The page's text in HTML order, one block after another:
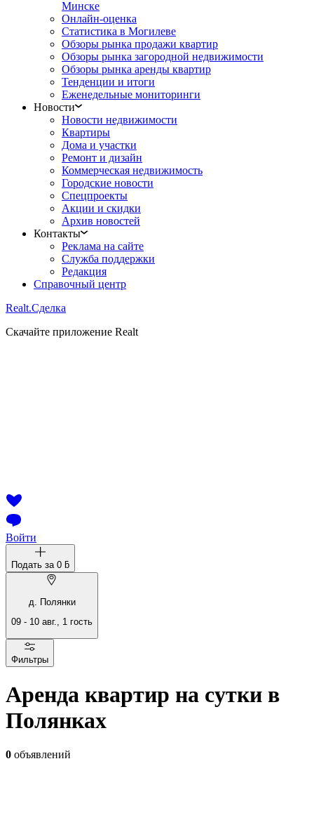
Минске
Онлайн-оценка
Статистика в Могилеве
Обзоры рынка продажи квартир
Обзоры рынка загородной недвижимости
Обзоры рынка аренды квартир
Тенденции и итоги
Еженедельные мониторинги
Новости
Новости недвижимости
Квартиры
Дома и участки
Ремонт и дизайн
Коммерческая недвижимость
Городские новости
Спецпроекты
Акции и скидки
Архив новостей
Контакты
Реклама на сайте
Служба поддержки
Редакция
Справочный центр
Realt.Сделка
Скачайте приложение Realt
Войти
Подать за 0 ƃ
д. Полянки
09 - 10 авг., 1 гость
Фильтры
Аренда квартир на сутки в
Полянках
0 объявлений